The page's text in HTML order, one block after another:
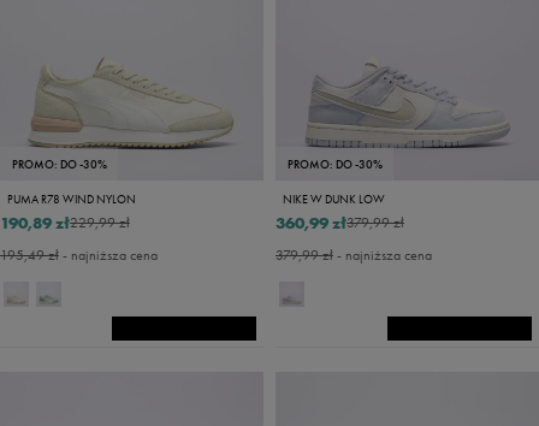
PROMO: DO -30%
PUMA R78 WIND NYLON
229,99 zł
190,89 zł
195,49 zł- najniższa cena
PROMO: DO -30%
NIKE W DUNK LOW
379,99 zł
360,99 zł
379,99 zł- najniższa cena